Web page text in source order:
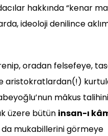
hakkında “kenar
ideoloji denilince
oradan felsefeye,
aristokratlardan(!)
mâkus
üzere bütün insan-ı
da mukabillerini görmeye